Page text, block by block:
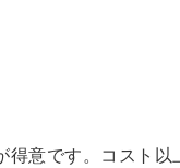
意です。コスト以